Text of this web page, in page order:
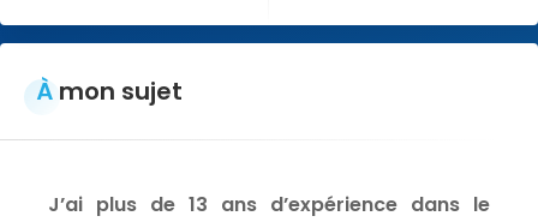
À mon sujet
J’ai plus de 13 ans d’expérience dans le